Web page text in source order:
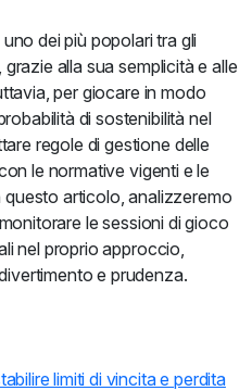
dei più popolari tra gli
alla sua semplicità e alle
per giocare in modo
di sostenibilità nel
regole di gestione delle
le normative vigenti e le
articolo, analizzeremo
le sessioni di gioco
nel proprio approccio,
e prudenza.
limiti di vincita e perdita